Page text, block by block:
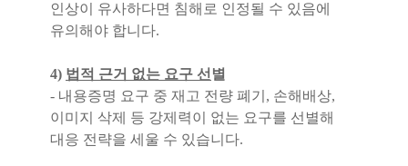
인상이 유사하다면 침해로 인정될 수 있음에
유의해야 합니다.
4) 법적 근거 없는 요구 선 별
- 내용증명 요구 중 재고 전량 폐기, 손해배상,
이미지 삭제 등 강제력이 없는 요구를 선별해
대응 전략을 세울 수 있습니다.